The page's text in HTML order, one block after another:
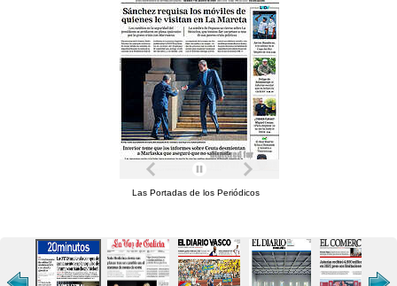
Las Portadas de los Periódicos